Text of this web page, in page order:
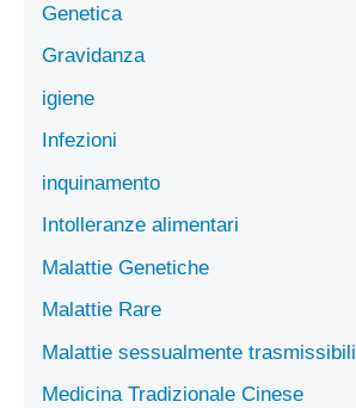
Genetica
Gravidanza
igiene
Infezioni
inquinamento
Intolleranze alimentari
Malattie Genetiche
Malattie Rare
Malattie sessualmente trasmissibili
Medicina Tradizionale Cinese